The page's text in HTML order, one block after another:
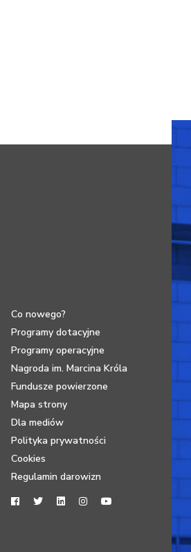
Co nowego?
Programy dotacyjne
Programy operacyjne
Nagroda im. Marcina Króla
Fundusze powierzone
Mapa strony
Dla mediów
Polityka prywatności
Cookies
Regulamin darowizn